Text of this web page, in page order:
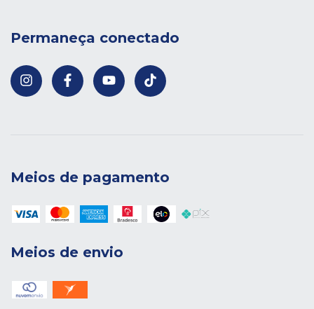
Permaneça conectado
Meios de pagamento
Meios de envio